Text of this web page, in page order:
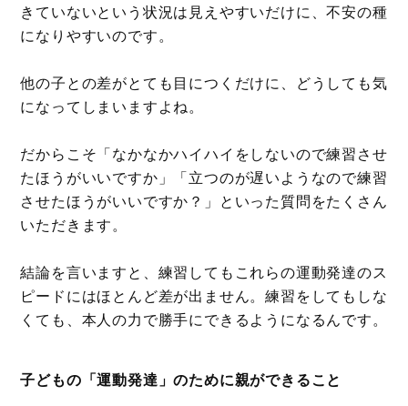
きていないという状況は見えやすいだけに、不安の種
になりやすいのです。
他の子との差がとても目につくだけに、どうしても気
になってしまいますよね。
だからこそ「なかなかハイハイをしないので練習させ
たほうがいいですか」「立つのが遅いようなので練習
させたほうがいいですか？」といった質問をたくさん
いただきます。
結論を言いますと、練習してもこれらの運動発達のス
ピードにはほとんど差が出ません。練習をしてもしな
くても、本人の力で勝手にできるようになるんです。
子どもの「運動発達」のために親ができること